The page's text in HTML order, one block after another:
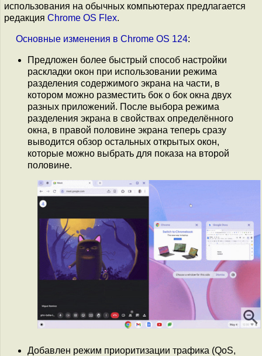
использования на обычных компьютерах предлагается
редакция Chrome OS Flex.
Основные изменения в Chrome OS 124:
Предложен более быстрый способ настройки
раскладки окон при использовании режима
разделения содержимого экрана на части, в
котором можно разместить бок о бок окна двух
разных приложений. После выбора режима
разделения экрана в свойствах определённого
окна, в правой половине экрана теперь сразу
выводится обзор остальных открытых окон,
которые можно выбрать для показа на второй
половине.
Добавлен режим приоритизации трафика (QoS,